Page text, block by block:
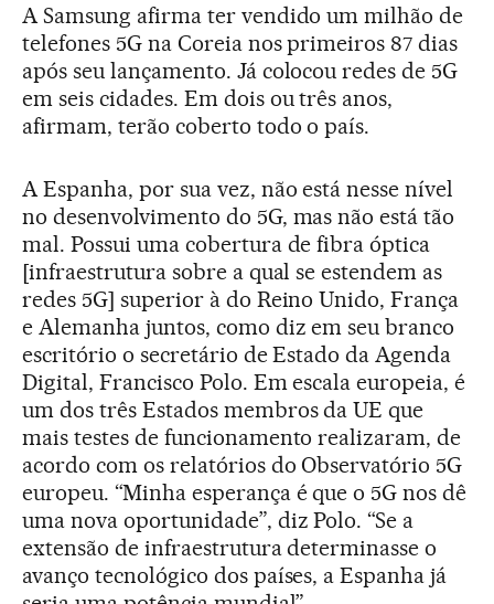
A Samsung afirma ter vendido um milhão de
telefones 5G na Coreia nos primeiros 87 dias
após seu lançamento. Já colocou redes de 5G
em seis cidades. Em dois ou três anos,
afirmam, terão coberto todo o país.
A Espanha, por sua vez, não está nesse nível
no desenvolvimento do 5G, mas não está tão
mal. Possui uma cobertura de fibra óptica
[infraestrutura sobre a qual se estendem as
redes 5G] superior à do Reino Unido, França
e Alemanha juntos, como diz em seu branco
escritório o secretário de Estado da Agenda
Digital, Francisco Polo. Em escala europeia, é
um dos três Estados membros da UE que
mais testes de funcionamento realizaram, de
acordo com os relatórios do Observatório 5G
europeu. “Minha esperança é que o 5G nos dê
uma nova oportunidade”, diz Polo. “Se a
extensão de infraestrutura determinasse o
avanço tecnológico dos países, a Espanha já